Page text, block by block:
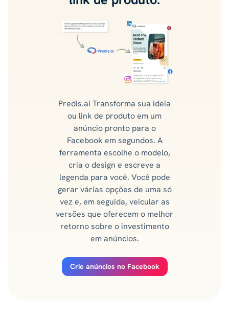
Predis.ai Transforma sua ideia
ou link de produto em um
anúncio pronto para o
Facebook em segundos. A
ferramenta escolhe o modelo,
cria o design e escreve a
legenda para você. Você pode
gerar várias opções de uma só
vez e, em seguida, veicular as
versões que oferecem o melhor
retorno sobre o investimento
em anúncios.
Crie anúncios no Facebook